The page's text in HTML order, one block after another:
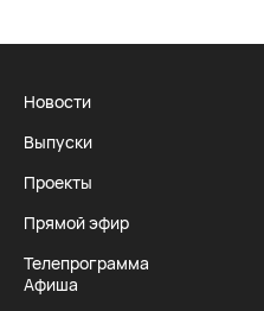
Новости
Выпуски
Проекты
Прямой эфир
Телепрограмма
Афиша